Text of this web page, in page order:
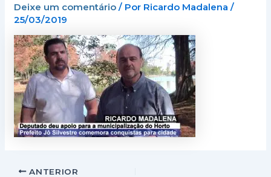
Deixe um comentário / Por Ricardo Madalena/
25/03/2019
ANTERIOR